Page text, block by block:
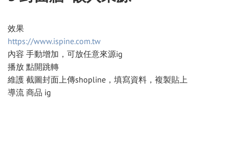
效果
https://www.ispine.com.tw
內容 手動增加，可放任意來源ig
播放 點開跳轉
維護 截圖封面上傳shopline，填寫資料，複製貼上
導流 商品 ig